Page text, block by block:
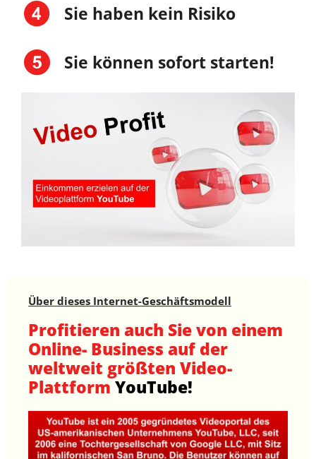
Sie haben kein Risiko
Sie können sofort starten!
Über dieses Internet-Geschäftsmodell
Profitieren auch Sie von einem
Online- Business auf der
weltweit größten Video-
Plattform YouTube!